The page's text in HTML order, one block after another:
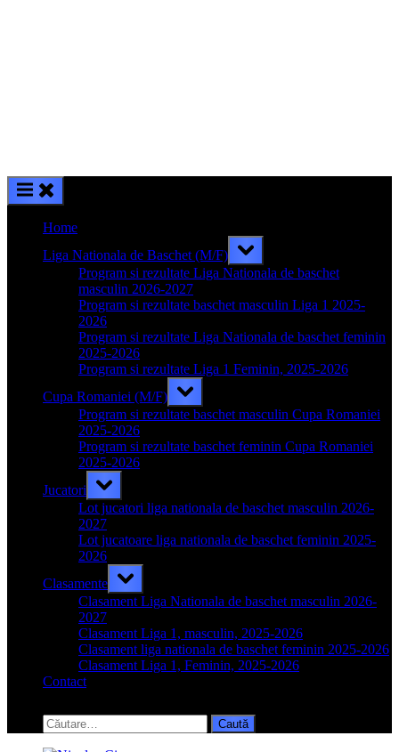
Home
Liga Nationala de Baschet (M/F)
Toggle
sub-
menu
Program si rezultate Liga Nationala de baschet
masculin 2026-2027
Program si rezultate baschet masculin Liga 1 2025-
2026
Program si rezultate Liga Nationala de baschet feminin
2025-2026
Program si rezultate Liga 1 Feminin, 2025-2026
Cupa Romaniei (M/F)
Toggle
sub-
menu
Program si rezultate baschet masculin Cupa Romaniei
2025-2026
Program si rezultate baschet feminin Cupa Romaniei
2025-2026
Jucatori
Toggle
sub-
menu
Lot jucatori liga nationala de baschet masculin 2026-
2027
Lot jucatoare liga nationala de baschet feminin 2025-
2026
Clasamente
Toggle
sub-
menu
Clasament Liga Nationala de baschet masculin 2026-
2027
Clasament Liga 1, masculin, 2025-2026
Clasament liga nationala de baschet feminin 2025-2026
Clasament Liga 1, Feminin, 2025-2026
Contact
search
form
Caută
după: